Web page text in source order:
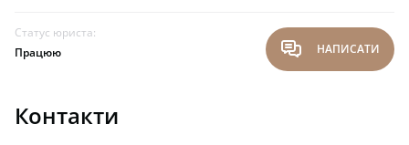
Статус юриста:
Працюю
chat НАПИСАТИ
Контакти